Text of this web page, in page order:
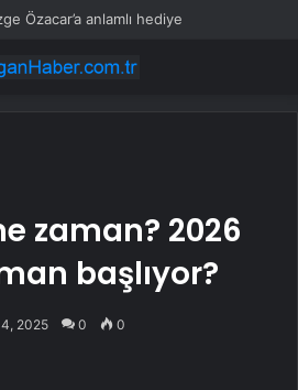
Özacar’a anlamlı hediye
zaman? 2026
başlıyor?
2025 0 0